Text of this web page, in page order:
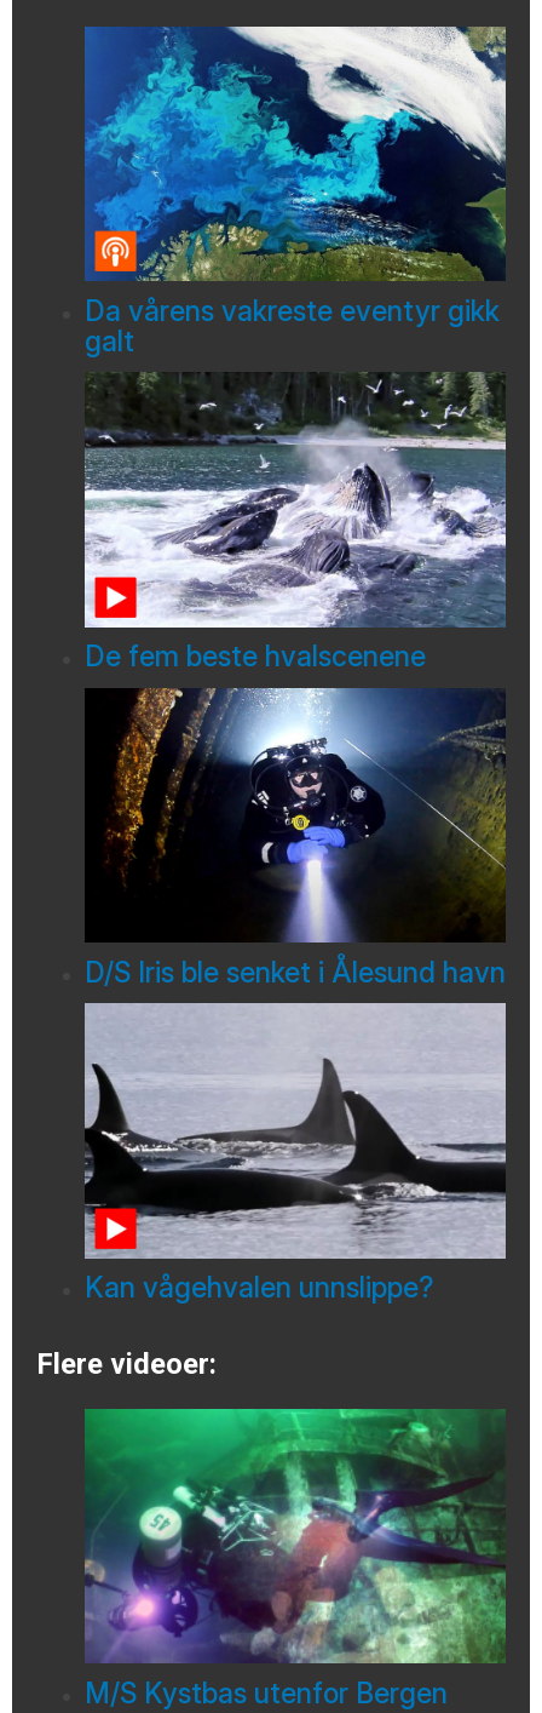
Da vårens vakreste eventyr gikk
galt
De fem beste hvalscenene
D/S Iris ble senket i Ålesund havn
Kan vågehvalen unnslippe?
Flere videoer:
M/S Kystbas utenfor Bergen